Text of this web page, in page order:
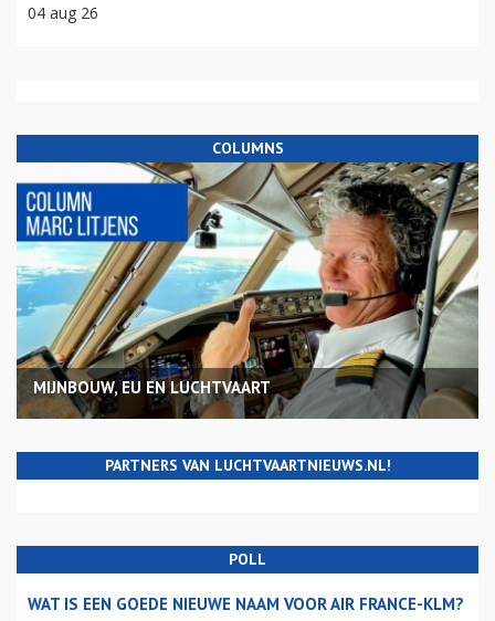
04 aug 26
COLUMNS
MIJNBOUW, EU EN LUCHTVAART
PARTNERS VAN LUCHTVAARTNIEUWS.NL!
POLL
WAT IS EEN GOEDE NIEUWE NAAM VOOR AIR FRANCE-KLM?